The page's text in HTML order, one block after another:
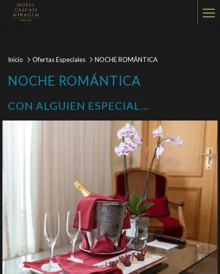
Inicio Ofertas Especiales NOCHE ROMÁNTICA
NOCHE ROMÁNTICA
CON ALGUIEN ESPECIAL...